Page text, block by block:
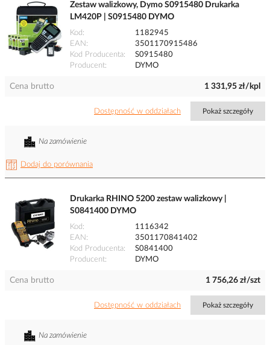
Zestaw walizkowy, Dymo S0915480 Drukarka
LM420P | S0915480 DYMO
Kod
1182945
EAN
3501170915486
Kod Producenta
S0915480
Producent
DYMO
Cena brutto 1 331,95 zł/kpl
Dostępność w oddziałach Pokaż szczegóły
Dodaj do porównania
Na zamówienie
Drukarka RHINO 5200 zestaw walizkowy |
S0841400 DYMO
Kod
1116342
EAN
3501170841402
Kod Producenta
S0841400
Producent
DYMO
Cena brutto 1 756,26 zł/szt
Dostępność w oddziałach Pokaż szczegóły
Na zamówienie